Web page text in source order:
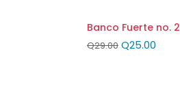
Banco Fuerte no. 2
Q29.00 Q25.00